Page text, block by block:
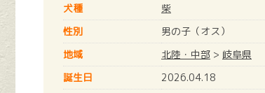
犬種
柴
性別
男の子（オス）
地域
北陸・中部 > 岐阜県
誕生日
2026.04.18